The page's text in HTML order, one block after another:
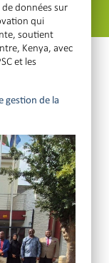
données sur
qui
soutient
Kenya, avec
et les
gestion de la